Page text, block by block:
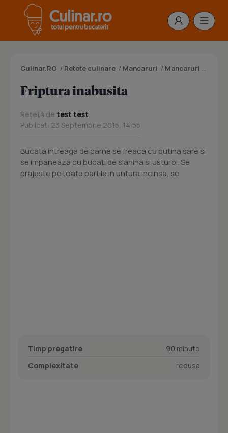
Culinar.RO / Retete culinare / Mancaruri / Mancaruri cu carne
Friptura inabusita
Rețetă de test test
Publicat: 23 Septembrie 2015, 14:55
Bucata intreaga de carne se freaca cu putina sare si
se impaneaza cu bucati de slanina si usturoi. Se
prajeste pe toate partile in untura incinsa, se
Timp pregatire
90 minute
Complexitate
redusa